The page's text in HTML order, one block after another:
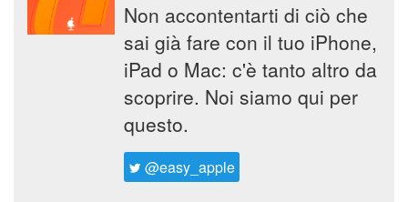
Non accontentarti di ciò che
sai già fare con il tuo iPhone,
iPad o Mac: c'è tanto altro da
scoprire. Noi siamo qui per
questo.
@easy_apple